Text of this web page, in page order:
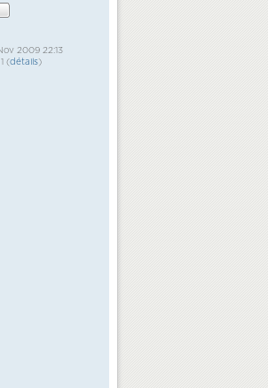
2009 22:13
1 (détails)